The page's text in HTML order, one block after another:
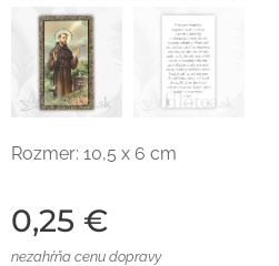
Rozmer: 10,5 x 6 cm
0,25 €
nezahŕňa cenu dopravy